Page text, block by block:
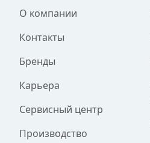
О компании
Контакты
Бренды
Карьера
Сервисный центр
Производство